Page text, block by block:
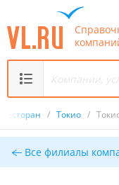
Ресторан / Токио /
Все филиалы